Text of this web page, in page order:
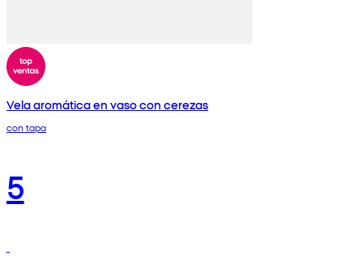
Vela aromática en vaso con cerezas
con tapa
5